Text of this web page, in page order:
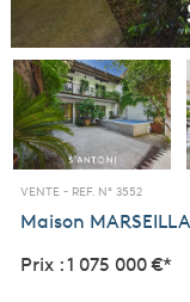
VENTE - REF. N° 3552
Maison
Prix : 1 075 000 €*